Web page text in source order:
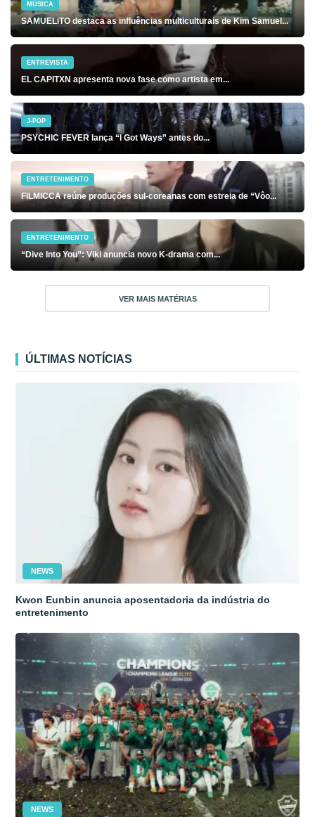
MÚSICA
SAMUELiTO destaca as influências multiculturais de Kim Samuel...
ENTREVISTA
EL CAPITXN apresenta nova fase como artista em...
J-POP
PSYCHIC FEVER lança “I Got Ways” antes do...
ENTRETENIMENTO
FILMICCA reúne produções sul-coreanas com estreia de “Vôo...
ENTRETENIMENTO
“Dive Into You”: Viki anuncia novo K-drama com...
VER MAIS MATÉRIAS
ÚLTIMAS NOTÍCIAS
NEWS
Kwon Eunbin anuncia aposentadoria da indústria do
entretenimento
NEWS